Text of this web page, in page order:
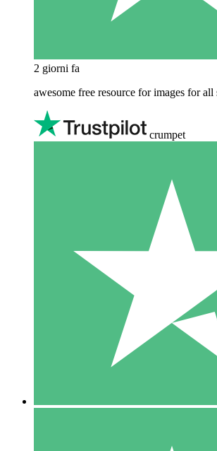
2 giorni fa
awesome free resource for images for all
crumpet